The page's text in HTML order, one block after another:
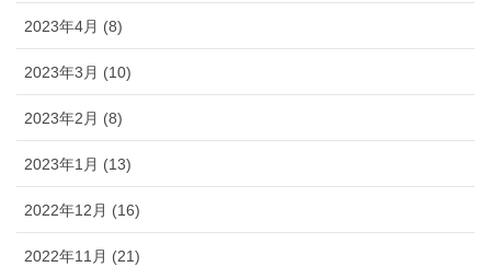
2023年4月 (8)
2023年3月 (10)
2023年2月 (8)
2023年1月 (13)
2022年12月 (16)
2022年11月 (21)